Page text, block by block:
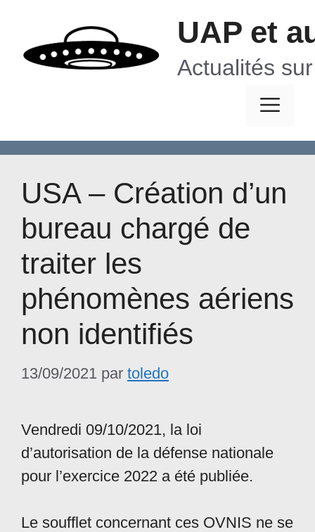
contenu
UAP et
Actualités
USA – Création d’un
bureau chargé de
traiter les
phénomènes aériens
non identifiés
13/09/2021 par toledo
Vendredi 09/10/2021, la loi
d’autorisation de la défense nationale
pour l’exercice 2022 a été publiée.
Le soufflet concernant ces OVNIS ne se